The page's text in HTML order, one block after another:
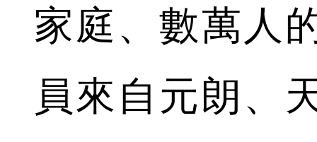
家庭、數萬人
員來自元朗、